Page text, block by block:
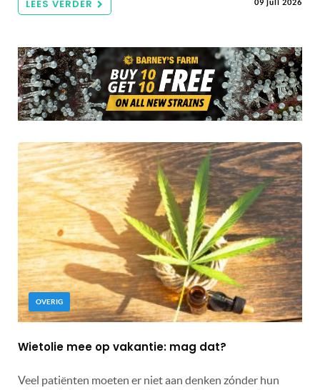
LEES VERDER 09 juli 2026
OVERIG
Wietolie mee op vakantie: mag dat?
Veel patiënten moeten er niet aan denken zónder hun